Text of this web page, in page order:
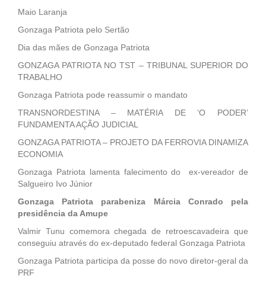
Maio Laranja
Gonzaga Patriota pelo Sertão
Dia das mães de Gonzaga Patriota
GONZAGA PATRIOTA NO TST – TRIBUNAL SUPERIOR DO
TRABALHO
Gonzaga Patriota pode reassumir o mandato
TRANSNORDESTINA – MATÉRIA DE ‘O PODER’
FUNDAMENTA AÇÃO JUDICIAL
GONZAGA PATRIOTA – PROJETO DA FERROVIA DINAMIZA
ECONOMIA
Gonzaga Patriota lamenta falecimento do ex-vereador de
Salgueiro Ivo Júnior
Gonzaga Patriota parabeniza Márcia Conrado pela
presidência da Amupe
Valmir Tunu comemora chegada de retroescavadeira que
conseguiu através do ex-deputado federal Gonzaga Patriota
Gonzaga Patriota participa da posse do novo diretor-geral da
PRF